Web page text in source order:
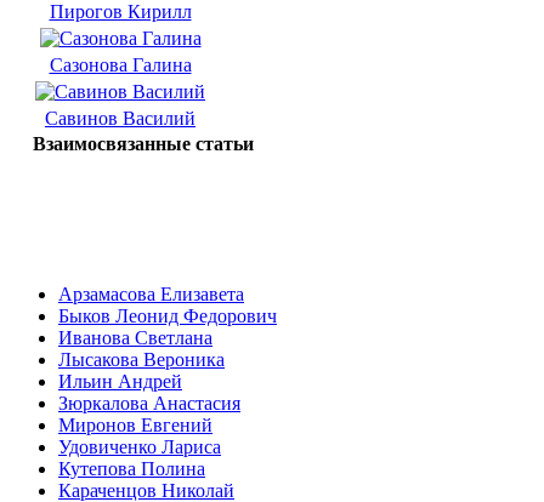
Пирогов Кирилл
Сазонова Галина
Савинов Василий
Взаимосвязанные статьи
Арзамасова Елизавета
Быков Леонид Федорович
Иванова Светлана
Лысакова Вероника
Ильин Андрей
Зюркалова Анастасия
Миронов Евгений
Удовиченко Лариса
Кутепова Полина
Караченцов Николай